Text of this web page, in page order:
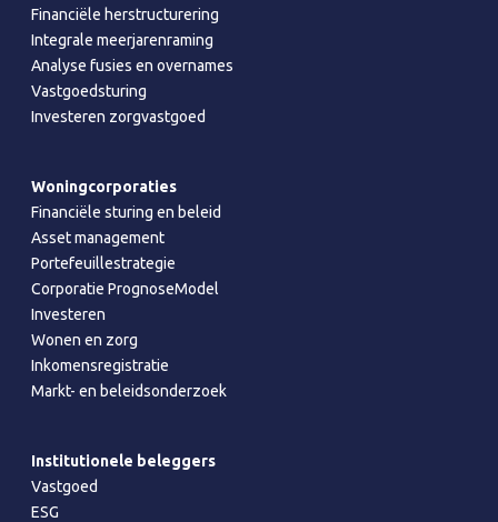
Financiële herstructurering
Integrale meerjarenraming
Analyse fusies en overnames
Vastgoedsturing
Investeren zorgvastgoed
Woningcorporaties
Financiële sturing en beleid
Asset management
Portefeuillestrategie
Corporatie PrognoseModel
Investeren
Wonen en zorg
Inkomensregistratie
Markt- en beleidsonderzoek
Institutionele beleggers
Vastgoed
ESG